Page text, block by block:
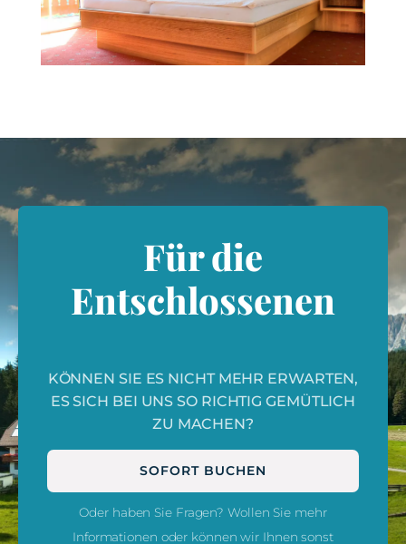
Für die
Entschlossenen
KÖNNEN SIE ES NICHT MEHR ERWARTEN,
ES SICH BEI UNS SO RICHTIG GEMÜTLICH
ZU MACHEN?
SOFORT BUCHEN
Oder haben Sie Fragen? Wollen Sie mehr
Informationen oder können wir Ihnen sonst